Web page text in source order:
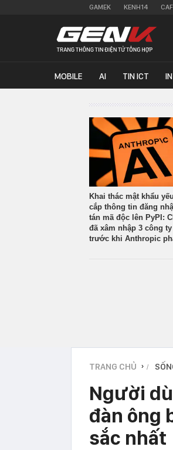
GAMEK KENH14
MOBILE AI TIN ICT
Khai thác mật khẩu
cắp thông tin đăng
tán mã độc lên PyPI:
đã xâm nhập 3 công
trước khi Anthropic
TRANG CHỦ ›
Người
đàn ông
sắc nhất